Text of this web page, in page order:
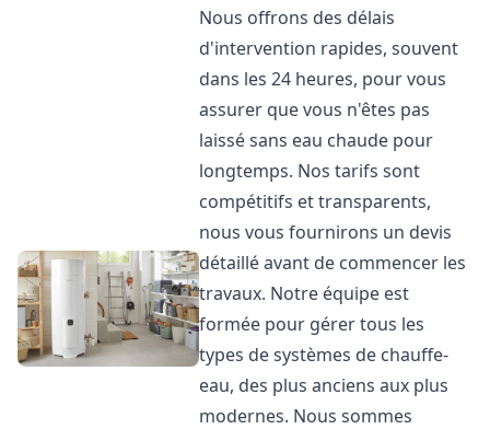
Nous offrons des délais
d'intervention rapides, souvent
dans les 24 heures, pour vous
assurer que vous n'êtes pas
laissé sans eau chaude pour
longtemps. Nos tarifs sont
compétitifs et transparents,
nous vous fournirons un devis
détaillé avant de commencer les
travaux. Notre équipe est
formée pour gérer tous les
types de systèmes de chauffe-
eau, des plus anciens aux plus
modernes. Nous sommes